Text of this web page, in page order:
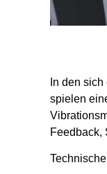
In den
spielen
Feedback,